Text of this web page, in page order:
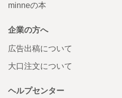
minneの本
企業の方へ
広告出稿について
大口注文について
ヘルプセンター